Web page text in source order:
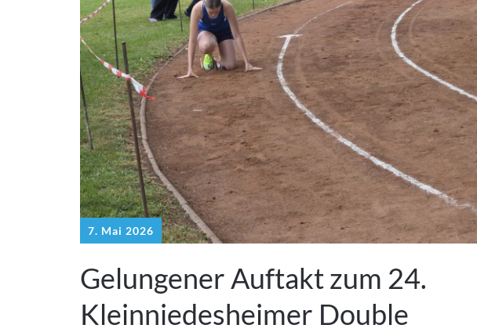
7. Mai 2026
Gelungener Auftakt zum 24.
Kleinniedesheimer Double